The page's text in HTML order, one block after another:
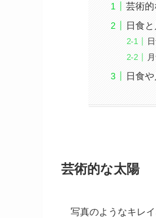
芸術
日食
日食
芸術的な太陽
写真のようなキレ